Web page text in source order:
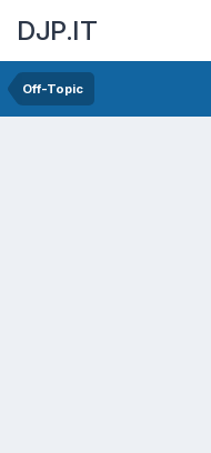
DJP.IT
Off-Topic